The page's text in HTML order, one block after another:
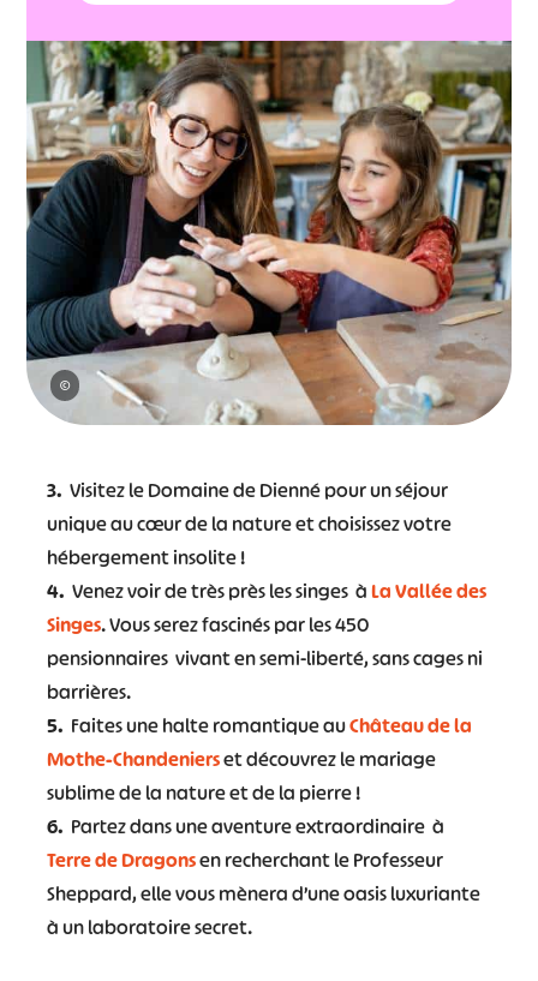
©
3. Visitez le Domaine de Dienné pour un séjour
unique au cœur de la nature et choisissez votre
hébergement insolite !
4. Venez voir de très près les singes àLa Vallée des
Singes. Vous serez fascinés par les 450
pensionnaires vivant en semi-liberté, sans cages ni
barrières.
5. Faites une halte romantique auChâteau de la
Mothe-Chandenierset découvrez le mariage
sublime de la nature et de la pierre !
6. Partez dans une aventure extraordinaire à
Terre de Dragonsen recherchant le Professeur
Sheppard, elle vous mènera d’une oasis luxuriante
à un laboratoire secret.